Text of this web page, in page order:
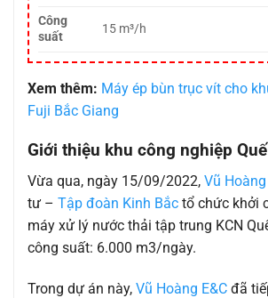
Công
suất
15 m³/h
Xem thêm: Máy ép bùn trục vít cho
Fuji Bắc Giang
Giới thiệu khu công nghiệp
Vừa qua, ngày 15/09/2022, Vũ Hoàng
tư – Tập đoàn Kinh Bắc tổ chức khởi
máy xử lý nước thải tập trung KCN
công suất: 6.000 m3/ngày.
Trong dự án này, Vũ Hoàng E&C đã